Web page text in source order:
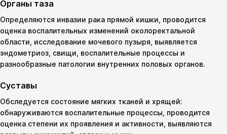
Органы таза
Определяются инвазии рака прямой кишки, проводится
оценка воспалительных изменений околоректальной
области, исследование мочевого пузыря, выявляется
эндометриоз, свищи, воспалительные процессы и
разнообразные патологии внутренних половых органов.
Суставы
Обследуется состояние мягких тканей и хрящей:
обнаруживаются воспалительные процессы, проводится
оценка степени их проявления и активности, выявляются